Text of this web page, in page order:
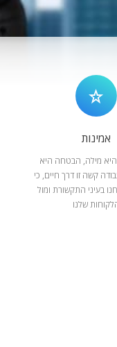
אמינות
היא מילה, הבטחה היא
קשה זו דרך חיים, כי
בעיני התקשורת ומול
שלנו